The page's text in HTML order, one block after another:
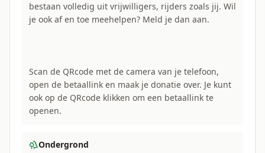
bestaan volledig uit vrijwilligers, rijders zoals jij. Wil
je ook af en toe meehelpen? Meld je dan aan.
Scan de QRcode met de camera van je telefoon,
open de betaallink en maak je donatie over. Je kunt
ook op de QRcode klikken om een betaallink te
openen.
Ondergrond